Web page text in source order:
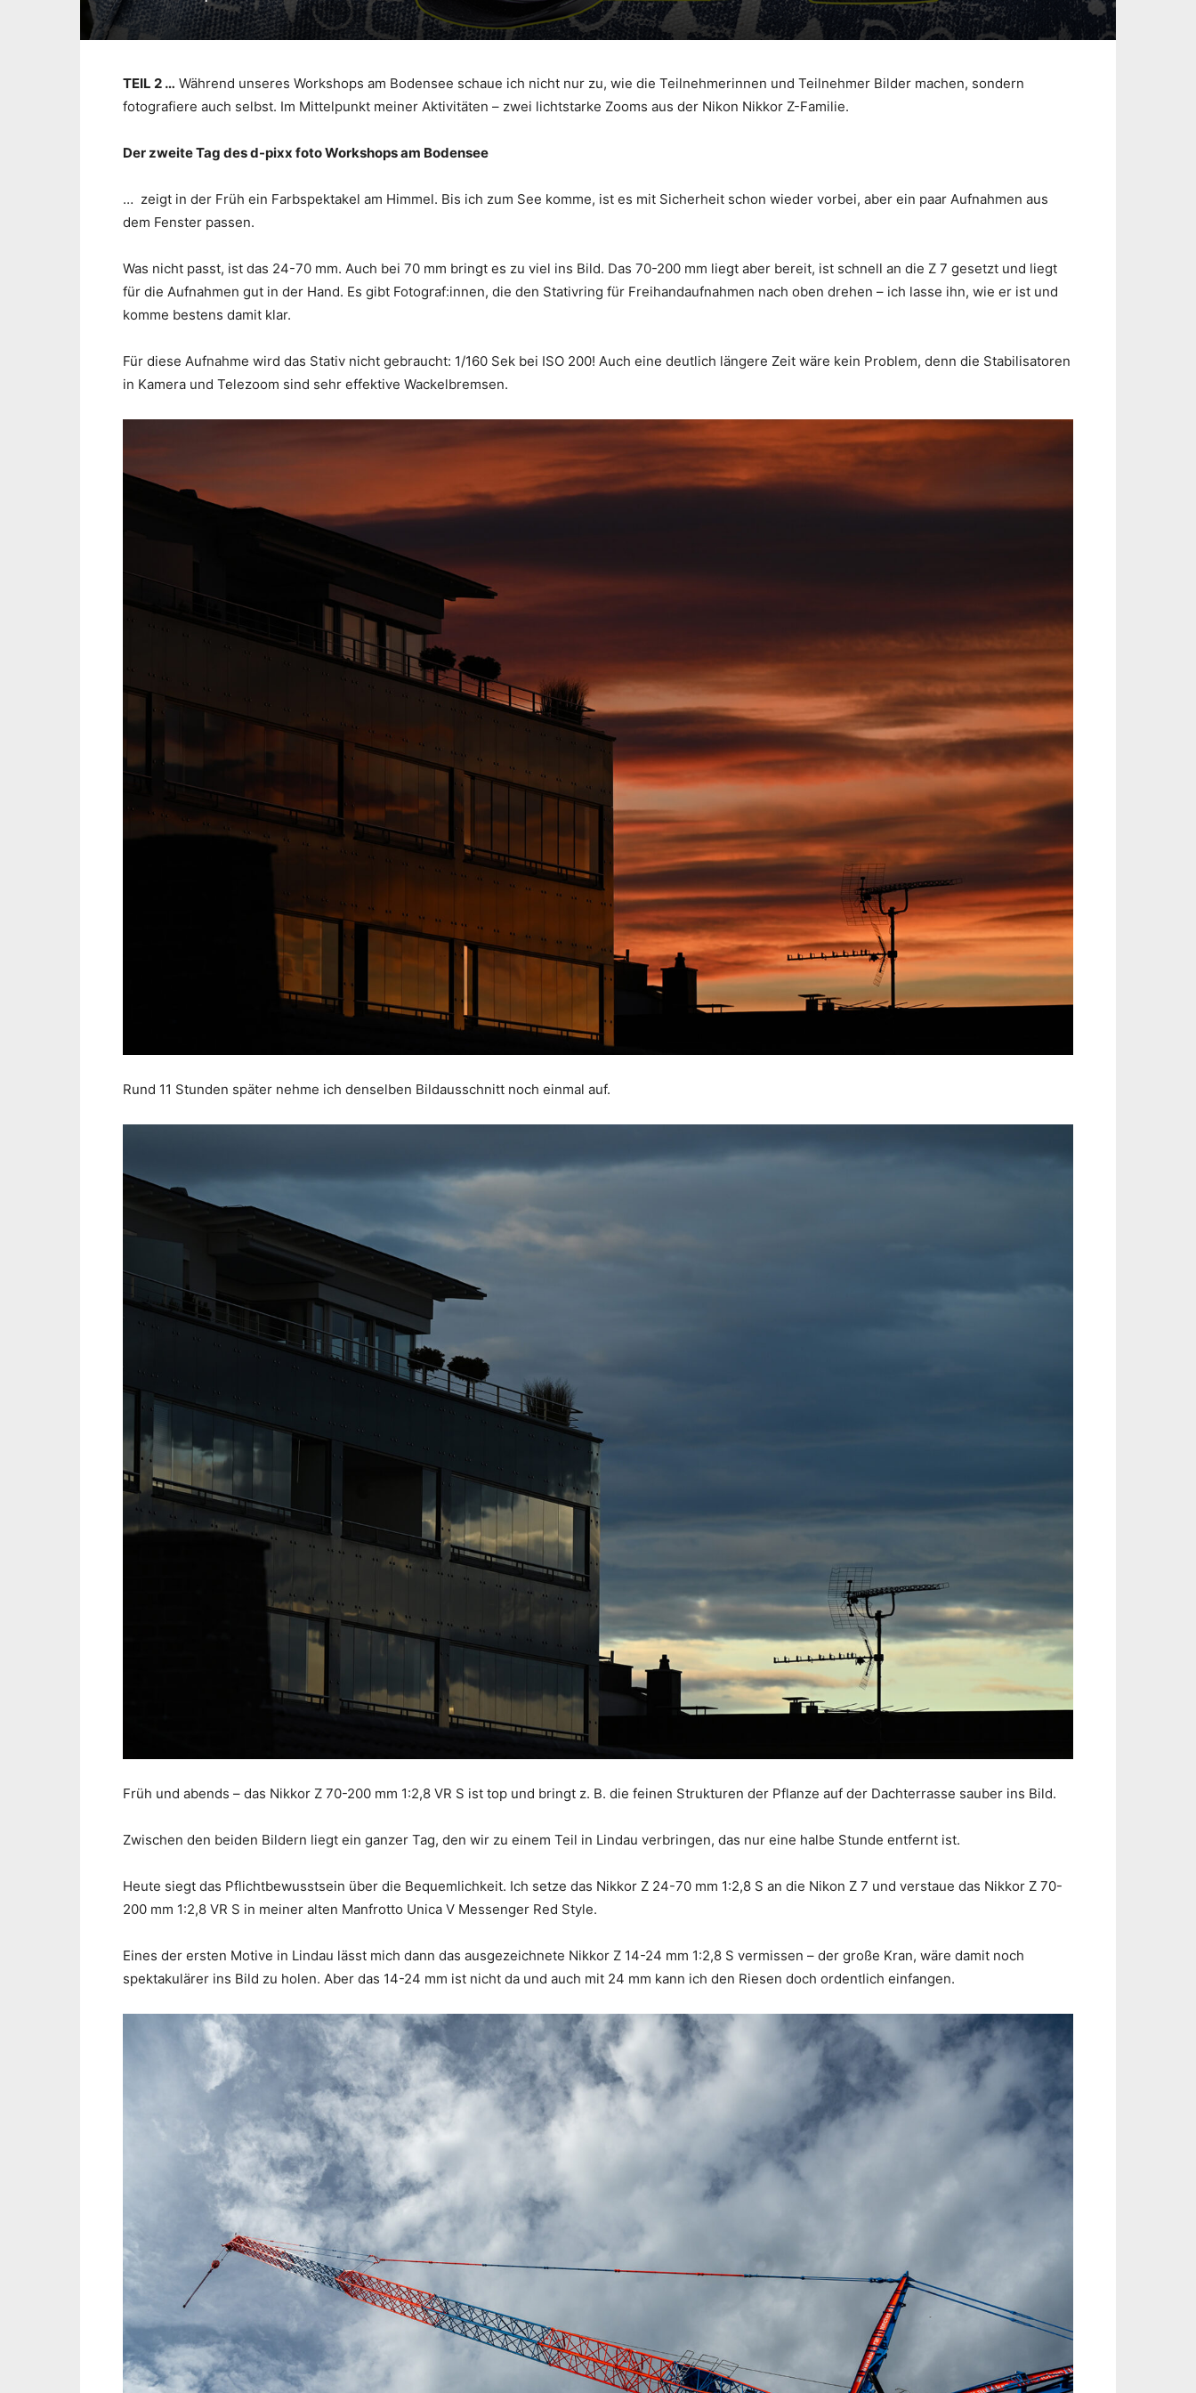
TEIL 2 … Während unseres Workshops am Bodensee schaue ich nicht nur zu, wie die Teilnehmerinnen und Teilnehmer Bilder machen, sondern
fotografiere auch selbst. Im Mittelpunkt meiner Aktivitäten – zwei lichtstarke Zooms aus der Nikon Nikkor Z-Familie.
Der zweite Tag des d-pixx foto Workshops am Bodensee
… zeigt in der Früh ein Farbspektakel am Himmel. Bis ich zum See komme, ist es mit Sicherheit schon wieder vorbei, aber ein paar Aufnahmen aus
dem Fenster passen.
Was nicht passt, ist das 24-70 mm. Auch bei 70 mm bringt es zu viel ins Bild. Das 70-200 mm liegt aber bereit, ist schnell an die Z 7 gesetzt und liegt
für die Aufnahmen gut in der Hand. Es gibt Fotograf:innen, die den Stativring für Freihandaufnahmen nach oben drehen – ich lasse ihn, wie er ist und
komme bestens damit klar.
Für diese Aufnahme wird das Stativ nicht gebraucht: 1/160 Sek bei ISO 200! Auch eine deutlich längere Zeit wäre kein Problem, denn die Stabilisatoren
in Kamera und Telezoom sind sehr effektive Wackelbremsen.
Rund 11 Stunden später nehme ich denselben Bildausschnitt noch einmal auf.
Früh und abends – das Nikkor Z 70-200 mm 1:2,8 VR S ist top und bringt z. B. die feinen Strukturen der Pflanze auf der Dachterrasse sauber ins Bild.
Zwischen den beiden Bildern liegt ein ganzer Tag, den wir zu einem Teil in Lindau verbringen, das nur eine halbe Stunde entfernt ist.
Heute siegt das Pflichtbewusstsein über die Bequemlichkeit. Ich setze das Nikkor Z 24-70 mm 1:2,8 S an die Nikon Z 7 und verstaue das Nikkor Z 70-
200 mm 1:2,8 VR S in meiner alten Manfrotto Unica V Messenger Red Style.
Eines der ersten Motive in Lindau lässt mich dann das ausgezeichnete Nikkor Z 14-24 mm 1:2,8 S vermissen – der große Kran, wäre damit noch
spektakulärer ins Bild zu holen. Aber das 14-24 mm ist nicht da und auch mit 24 mm kann ich den Riesen doch ordentlich einfangen.